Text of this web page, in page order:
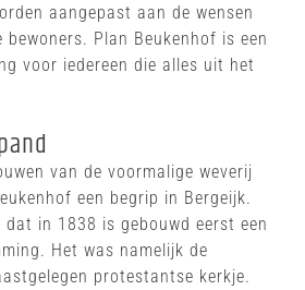
aangepast aan de wensen
Plan Beukenhof is een
voor iedereen die alles uit het
van de voormalige weverij
een begrip in Bergeijk.
in 1838 is gebouwd eerst een
Het was namelijk de
protestantse kerkje.